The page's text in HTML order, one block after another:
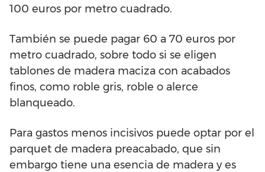
100 euros por metro cuadrado.
También se puede pagar 60 a 70 euros por
metro cuadrado, sobre todo si se eligen
tablones de madera maciza con acabados
finos, como roble gris, roble o alerce
blanqueado.
Para gastos menos incisivos puede optar por el
parquet de madera preacabado, que sin
embargo tiene una esencia de madera y es